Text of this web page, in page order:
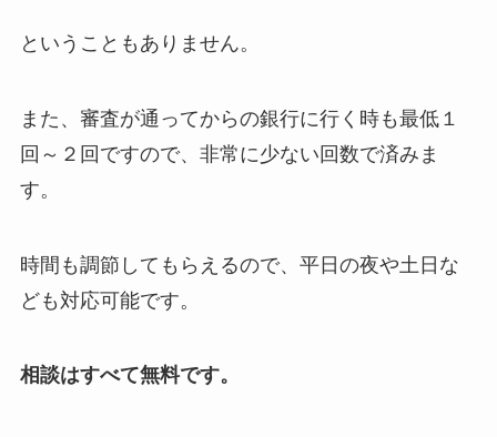
ということもありません。
また、審査が通ってからの銀行に行く時も最低１
回～２回ですので、非常に少ない回数で済みま
す。
時間も調節してもらえるので、平日の夜や土日な
ども対応可能です。
相談はすべて無料です。